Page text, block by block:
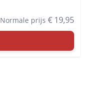
Normale prijs € 19,95